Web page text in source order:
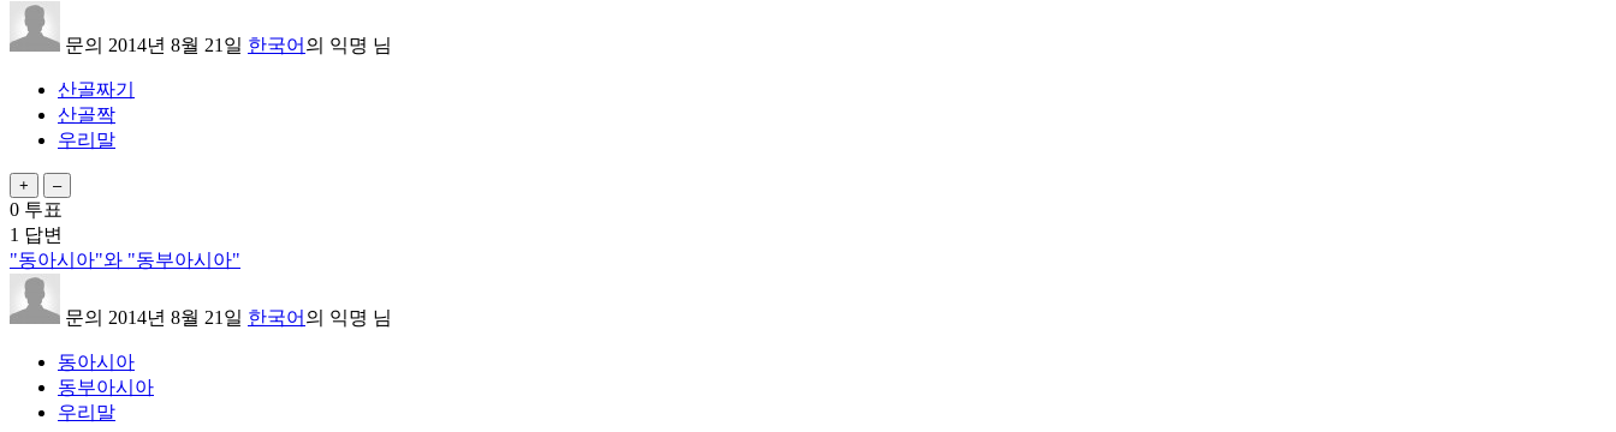
문의 2014년 8월 21일 한국어 의 익명 님
산골짜기
산골짝
우리말
0 투표
1 답변
"동아시아"와 "동부아시아"
문의 2014년 8월 21일 한국어 의 익명 님
동아시아
동부아시아
우리말